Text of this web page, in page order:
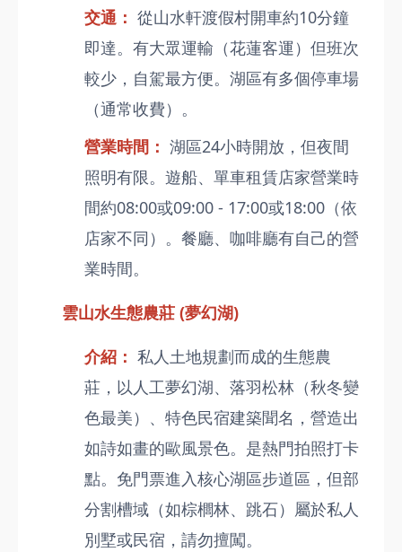
交通： 從山水軒渡假村開車約10分鐘
即達。有大眾運輸（花蓮客運）但班次
較少，自駕最方便。湖區有多個停車場
（通常收費）。
營業時間： 湖區24小時開放，但夜間
照明有限。遊船、單車租賃店家營業時
間約08:00或09:00 - 17:00或18:00（依
店家不同）。餐廳、咖啡廳有自己的營
業時間。
雲山水生態農莊 (夢幻湖)
介紹： 私人土地規劃而成的生態農
莊，以人工夢幻湖、落羽松林（秋冬變
色最美）、特色民宿建築聞名，營造出
如詩如畫的歐風景色。是熱門拍照打卡
點。免門票進入核心湖區步道區，但部
分割槽域（如棕櫚林、跳石）屬於私人
別墅或民宿，請勿擅闖。